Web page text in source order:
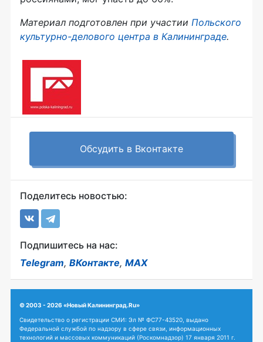
Материал подготовлен при участии Польского
культурно-делового центра в Калининграде.
Обсудить в Вконтакте
Поделитесь новостью:
Подпишитесь на нас:
Telegram, ВКонтакте, MAX
© 2003 - 2026 «Новый Калининград.Ru»
Свидетельство о регистрации СМИ: Эл № ФС77-43520, выдано
Федеральной службой по надзору в сфере связи, информационных
технологий и массовых коммуникаций (Роскомнадзор) 17 января 2011 г.